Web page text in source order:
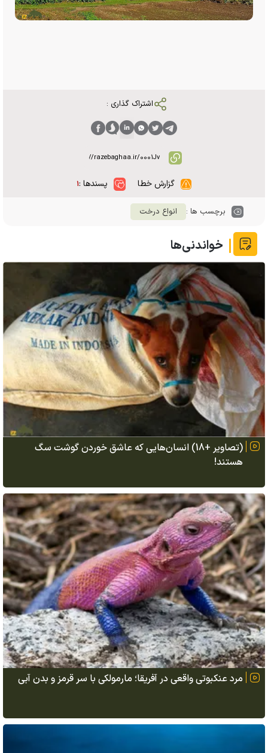
اشتراک گذاری :
گزارش خطا پسندها :۱
برچسب ها : انواع درخت
خواندنی‌ها
(تصاویر +18) انسان‌هایی که عاشق خوردن گوشت سگ
هستند!
مرد عنکبوتی واقعی در آفریقا؛ مارمولکی با سر قرمز و بدن آبی